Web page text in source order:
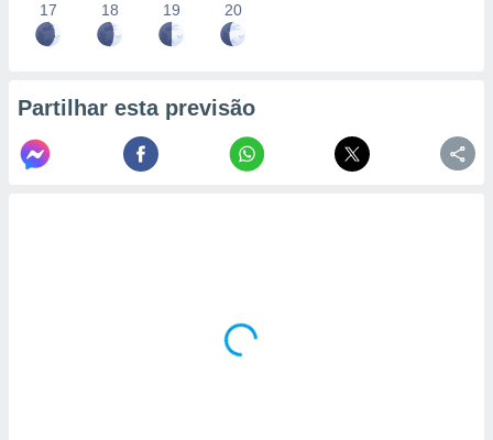
17 18 19 20
Partilhar esta previsão